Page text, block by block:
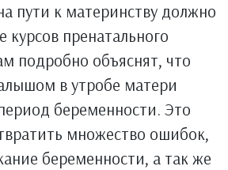
пути к материнству должно
курсов пренатального
подробно объяснят, что
в утробе матери
беременности. Это
множество ошибок,
беременности, а так же